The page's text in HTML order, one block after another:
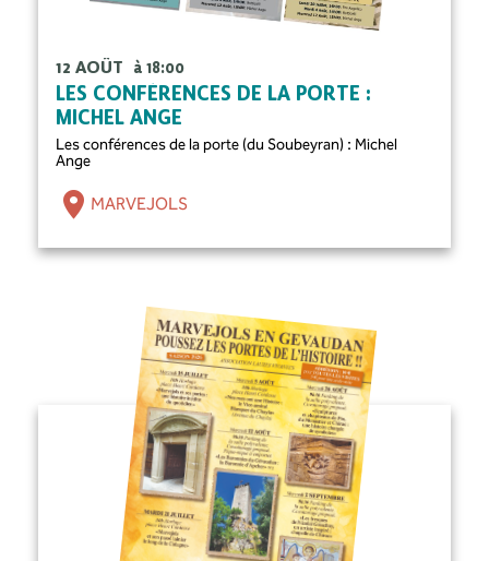
12 AOÛT à 18:00
LES CONFÉRENCES DE LA PORTE :
MICHEL ANGE
Les conférences de la porte (du Soubeyran) : Michel
Ange
MARVEJOLS